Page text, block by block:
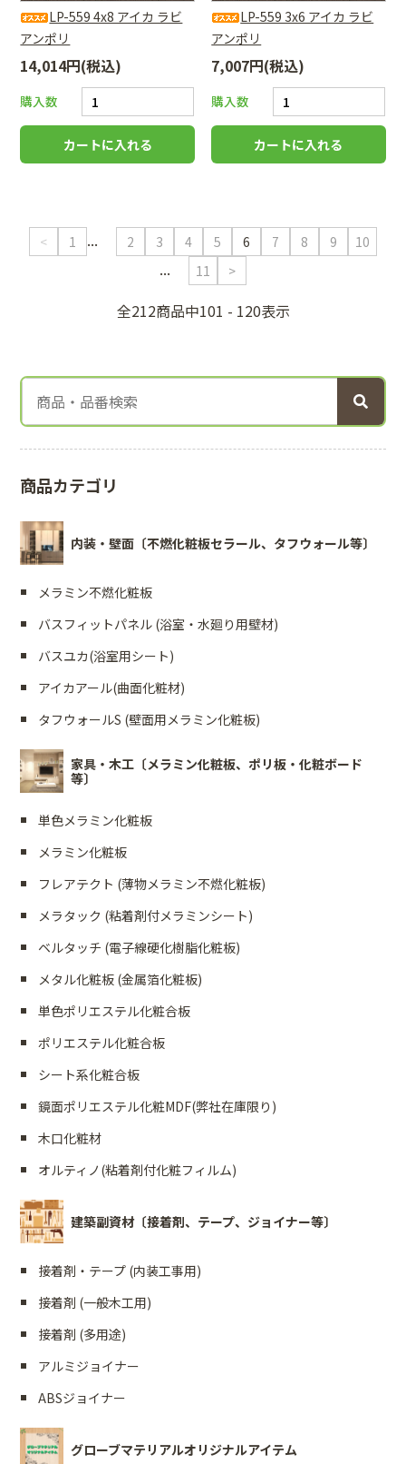
LP-559 4x8 アイカ ラビ
アンポリ
14,014円(税込)
購入数
LP-559 3x6 アイカ ラビ
アンポリ
7,007円(税込)
購入数
< 1 ... 2 3 4 5 6 7 8 9 10
... 11 >
全212商品中101 - 120表示
商品カテゴリ
内装・壁面〔不燃化粧板セラール、タフウォール等〕
メラミン不燃化粧板
バスフィットパネル (浴室・水廻り用壁材)
バスユカ(浴室用シート)
アイカアール(曲面化粧材)
タフウォールS (壁面用メラミン化粧板)
家具・木工〔メラミン化粧板、ポリ板・化粧ボード
等〕
単色メラミン化粧板
メラミン化粧板
フレアテクト (薄物メラミン不燃化粧板)
メラタック (粘着剤付メラミンシート)
ベルタッチ (電子線硬化樹脂化粧板)
メタル化粧板 (金属箔化粧板)
単色ポリエステル化粧合板
ポリエステル化粧合板
シート系化粧合板
鏡面ポリエステル化粧MDF(弊社在庫限り)
木口化粧材
オルティノ(粘着剤付化粧フィルム)
建築副資材〔接着剤、テープ、ジョイナー等〕
接着剤・テープ (内装工事用)
接着剤 (一般木工用)
接着剤 (多用途)
アルミジョイナー
ABSジョイナー
グローブマテリアルオリジナルアイテム